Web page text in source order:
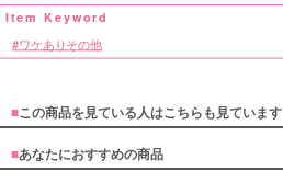
ワケありその他
■この商品を見ている人はこちらも見ています
■あなたにおすすめの商品